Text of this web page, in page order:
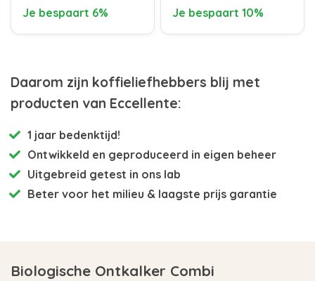
Je bespaart 6% Je bespaart 10%
Daarom zijn koffieliefhebbers blij met
producten van Eccellente:
1 jaar bedenktijd!
Ontwikkeld en geproduceerd in eigen beheer
Uitgebreid getest in ons lab
Beter voor het milieu & laagste prijs garantie
Biologische Ontkalker Combi